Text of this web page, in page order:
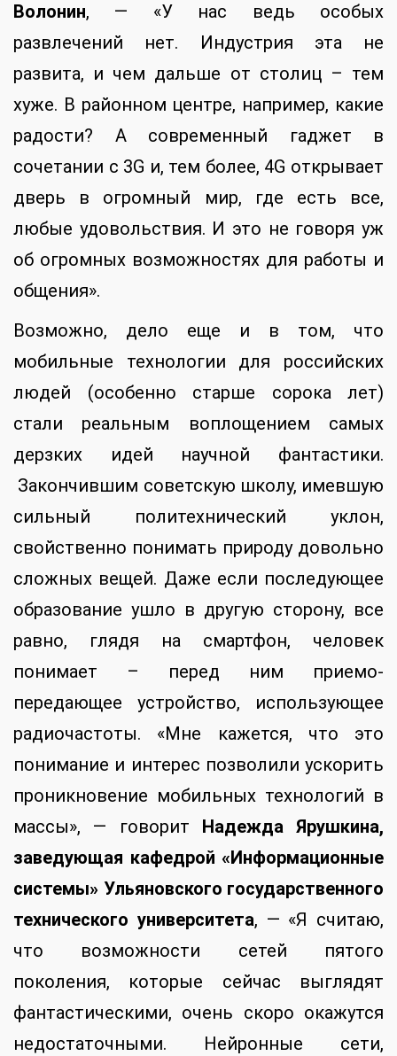
Волонин, — «У нас ведь особых
развлечений нет. Индустрия эта не
развита, и чем дальше от столиц – тем
хуже. В районном центре, например, какие
радости? А современный гаджет в
сочетании с 3G и, тем более, 4G открывает
дверь в огромный мир, где есть все,
любые удовольствия. И это не говоря уж
об огромных возможностях для работы и
общения».
Возможно, дело еще и в том, что
мобильные технологии для российских
людей (особенно старше сорока лет)
стали реальным воплощением самых
дерзких идей научной фантастики.
Закончившим советскую школу, имевшую
сильный политехнический уклон,
свойственно понимать природу довольно
сложных вещей. Даже если последующее
образование ушло в другую сторону, все
равно, глядя на смартфон, человек
понимает – перед ним приемо-
передающее устройство, использующее
радиочастоты. «Мне кажется, что это
понимание и интерес позволили ускорить
проникновение мобильных технологий в
массы», — говорит Надежда Ярушкина,
заведующая кафедрой «Информационные
системы» Ульяновского государственного
технического университета, — «Я считаю,
что возможности сетей пятого
поколения, которые сейчас выглядят
фантастическими, очень скоро окажутся
недостаточными. Нейронные сети,